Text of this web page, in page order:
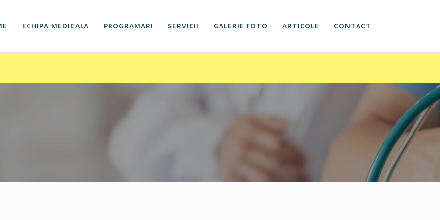
ECHIPA MEDICALA PROGRAMARI SERVICII GALERIE FOTO ARTICOLE CONTACT